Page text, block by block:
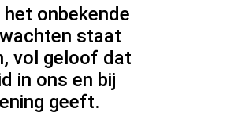
onbekende
staat
vol geloof dat
in ons en bij
geeft.